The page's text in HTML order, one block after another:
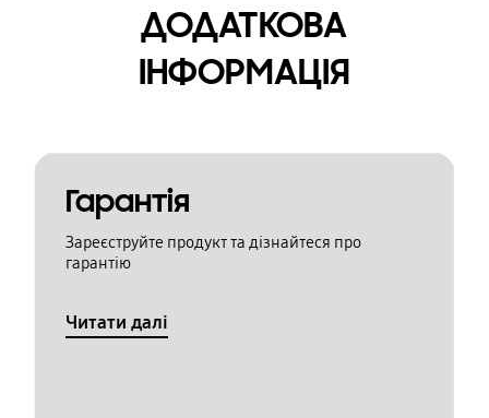
ДОДАТКОВА
ІНФОРМАЦІЯ
Гарантія
Зареєструйте продукт та дізнайтеся про
гарантію
Читати далі